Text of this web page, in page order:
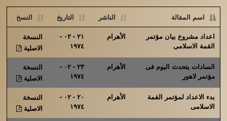
اسم المقالة الناشر التاريخ
النسخ
اعداد مشروع بيان مؤتمر
القمة الاسلامى
الأهرام
٢١ - ٠٢ -
١٩٧٤
النسخة
الاصلية
السادات يتحدث اليوم فى
مؤتمر لاهور
الأهرام
٢٣ - ٠٢ -
١٩٧٤
النسخة
الاصلية
بدء الاعداد لمؤتمر القمة
الاسلامى
الأهرام
٢٠ - ٠٢ -
١٩٧٤
النسخة
الاصلية